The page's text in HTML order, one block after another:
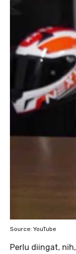
Source: YouTube
Perlu diingat, nih,